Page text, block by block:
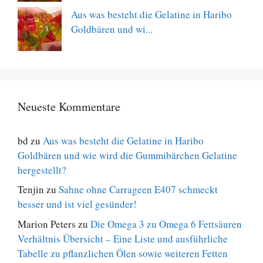
Aus was besteht die Gelatine in Haribo
Goldbären und wi...
Neueste Kommentare
bd zu Aus was besteht die Gelatine in Haribo
Goldbären und wie wird die Gummibärchen Gelatine
hergestellt?
Tenjin zu Sahne ohne Carrageen E407 schmeckt
besser und ist viel gesünder!
Marion Peters zu Die Omega 3 zu Omega 6 Fettsäuren
Verhältnis Übersicht – Eine Liste und ausführliche
Tabelle zu pflanzlichen Ölen sowie weiteren Fetten